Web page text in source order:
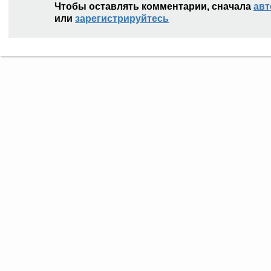
Чтобы оставлять комментарии, сначала
или зарегистрируйтесь